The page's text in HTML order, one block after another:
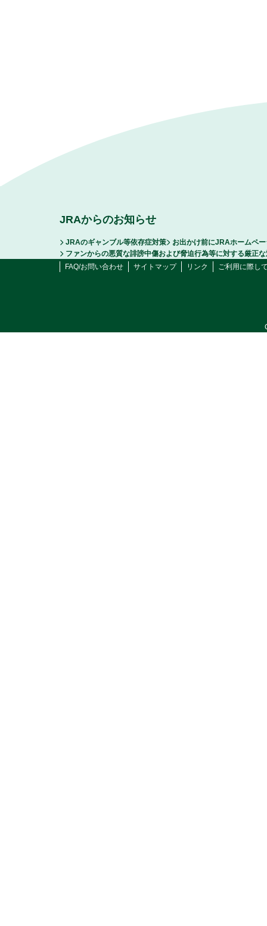
JRAからのお知らせ
JRAのギャンブル等依存症対策
お出かけ前にJRAホームペ
ファンからの悪質な誹謗中傷および脅迫行為等に対する厳正
FAQ/お問い合わせ
サイトマップ リンク ご利用に際し